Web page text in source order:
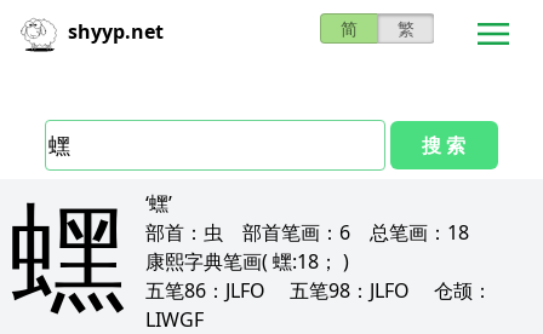
shyyp.net 简 繁
搜 索
蟔
‘蟔’
部首： 虫 部首笔画： 6 总笔画： 18
康熙字典笔画( 蟔:18； )
五笔86： JLFO 五笔98： JLFO 仓颉：
LIWGF